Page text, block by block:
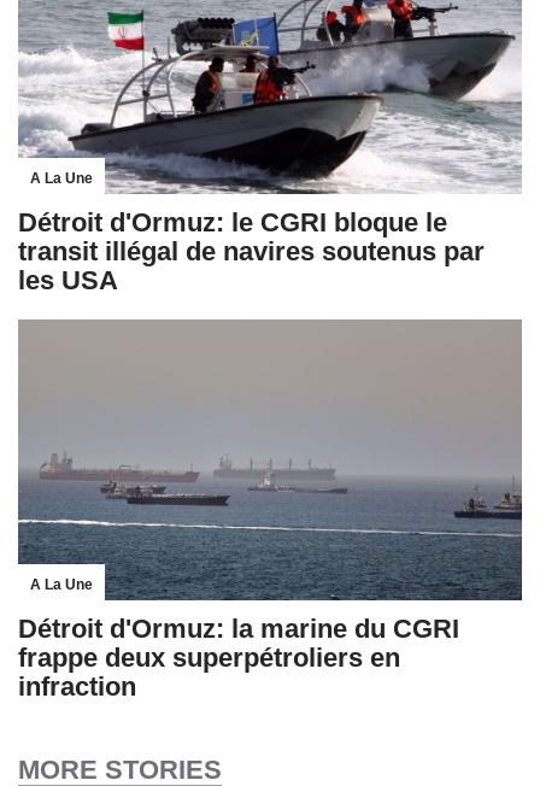
A La Une
Détroit d'Ormuz: le CGRI bloque le
transit illégal de navires soutenus par
les USA
A La Une
Détroit d'Ormuz: la marine du CGRI
frappe deux superpétroliers en
infraction
MORE STORIES